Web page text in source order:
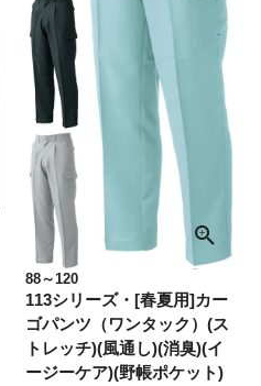
88～120
113シリーズ・[春夏用]カー
ゴパンツ（ワンタック）(ス
トレッチ)(風通し)(消臭)(イ
ージーケア)(野帳ポケット)